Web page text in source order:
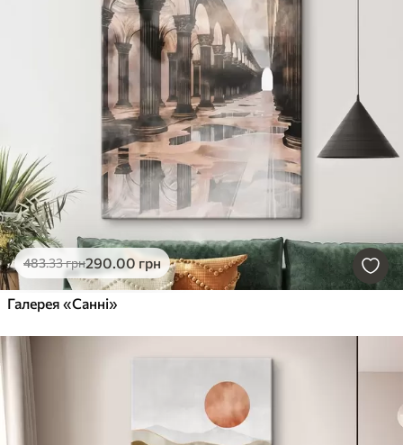
483.33грн290.00 грн
Галерея «Санні»